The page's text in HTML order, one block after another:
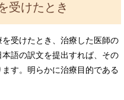
受けたとき
受けたとき、治療した医師の
語の訳文を提出すれば、その
す。明らかに治療目的である